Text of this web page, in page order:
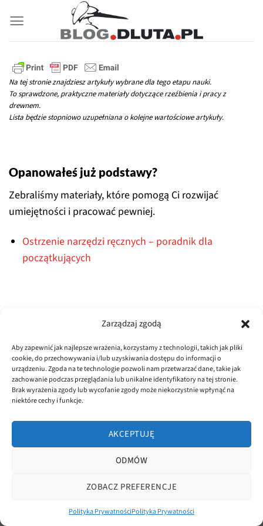
Zarządzaj zgodą
Aby zapewnić jak najlepsze wrażenia, korzystamy z technologii, takich jak pliki
cookie, do przechowywania i/lub uzyskiwania dostępu do informacji o
urządzeniu. Zgoda na te technologie pozwoli nam przetwarzać dane, takie jak
zachowanie podczas przeglądania lub unikalne identyfikatory na tej stronie.
Brak wyrażenia zgody lub wycofanie zgody może niekorzystnie wpłynąć na
niektóre cechy i funkcje.
AKCEPTUJĘ
ODMÓW
ZOBACZ PREFERENCJE
Polityka PrywatnościPolityka Prywatności
do
zawartości
Na tej stronie znajdziesz artykuły wybrane dla tego etapu nauki.
To sprawdzone, praktyczne materiały dotyczące rzeźbienia i pracy z
drewnem.
Lista będzie stopniowo uzupełniana o kolejne wartościowe artykuły.
Opanowałeś już podstawy?
Zebraliśmy materiały, które pomogą Ci rozwijać
umiejętności i pracować pewniej.
Ostrzenie narzędzi ręcznych – poradnik dla
początkujących
POLITYKA PRYWATNOŚCI REGULAMIN
Copyright 2026 ©dluta.pl
Realizacja
asystentwsieci.pl